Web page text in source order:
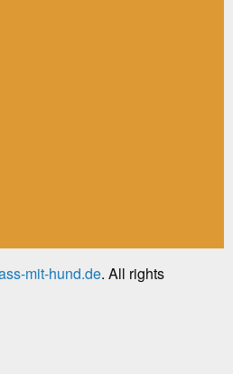
mit-hund.de. All rights